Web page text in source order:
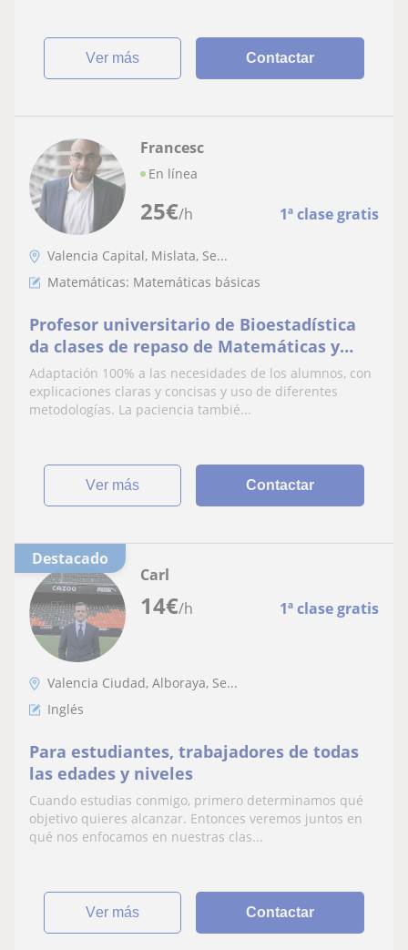
ver más Contactar
25€/h 1ª clase gratis
Francesc
En línea
Valencia Capital, Mislata, Se...
Matemáticas: Matemáticas básicas
Profesor universitario de Bioestadística
da clases de repaso de Matemáticas y
Estadística
Adaptación 100% a las necesidades de los alumnos, con
explicaciones claras y concisas y uso de diferentes
metodologías. La paciencia tambié...
ver más Contactar
Destacado
14€/h 1ª clase gratis
Carl
Valencia Ciudad, Alboraya, Se...
Inglés
Para estudiantes, trabajadores de todas
las edades y niveles
Cuando estudias conmigo, primero determinamos qué
objetivo quieres alcanzar. Entonces veremos juntos en
qué nos enfocamos en nuestras clas...
ver más Contactar